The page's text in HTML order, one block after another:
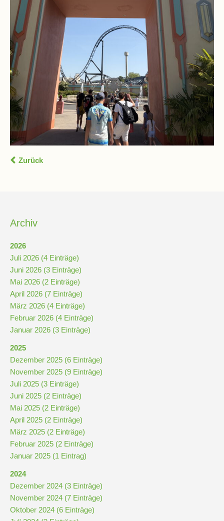
Hausaufgabenbetreuung
Digitalisierung
Streitschlichtung
Kompetenzteam
Seiteneinsteiger
Methodentraining
Unterricht
Vertretungsplan
Stundenraster
Stufe
5
und
6
Stufe
8
Zurück
Archiv
2026
Juli 2026 (4 Einträge)
Juni 2026 (3 Einträge)
Mai 2026 (2 Einträge)
April 2026 (7 Einträge)
März 2026 (4 Einträge)
Februar 2026 (4 Einträge)
Januar 2026 (3 Einträge)
2025
Dezember 2025 (6 Einträge)
November 2025 (9 Einträge)
Juli 2025 (3 Einträge)
Juni 2025 (2 Einträge)
Mai 2025 (2 Einträge)
April 2025 (2 Einträge)
März 2025 (2 Einträge)
Februar 2025 (2 Einträge)
Januar 2025 (1 Eintrag)
2024
Dezember 2024 (3 Einträge)
November 2024 (7 Einträge)
Oktober 2024 (6 Einträge)